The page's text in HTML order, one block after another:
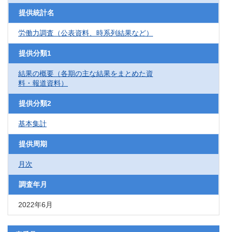
提供統計名
労働力調査（公表資料、時系列結果など）
提供分類1
結果の概要（各期の主な結果をまとめた資
料・報道資料）
提供分類2
基本集計
提供周期
月次
調査年月
2022年6月